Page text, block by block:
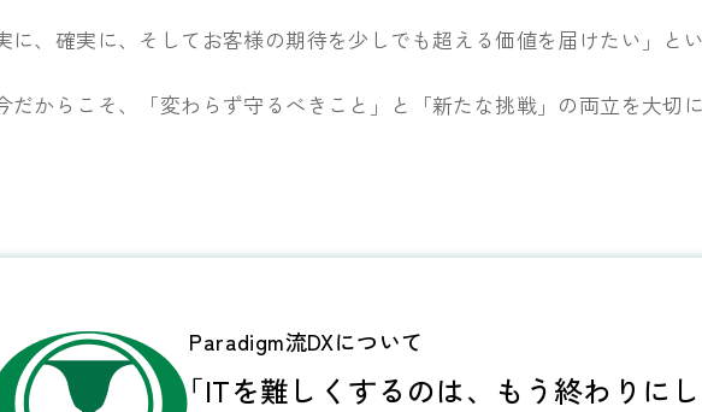
、確実に、 そしてお客様の期待を少しでも超える価値を届けたい」と
からこそ、 「変わらず守るべきこと」と「新たな挑戦」の両立を大切
Paradigm流DXについて
「ITを難しくするのは、 もう終わりに